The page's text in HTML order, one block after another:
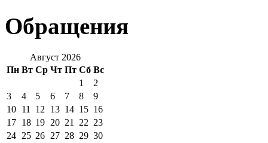
Обращения
Август 2026
Пн Вт Ср Чт Пт Сб Вс
1
2
3
4 5 6 7 8
9
10 11 12 13 14 15 16
17 18 19 20 21 22 23
24 25 26 27 28 29 30